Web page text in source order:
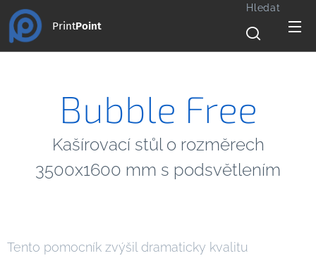
PrintPoint
Hledat
Bubble Free
Kašírovací stůl o rozměrech
3500x1600 mm s podsvětlením
Tento pomocník zvýšil dramaticky kvalitu